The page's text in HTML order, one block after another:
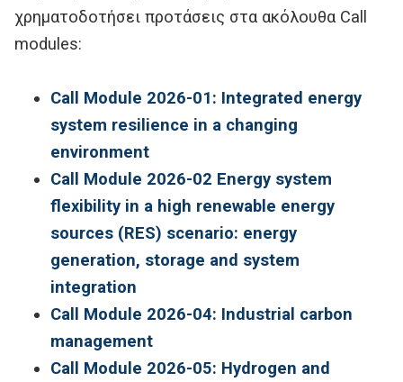
χρηματοδοτήσει προτάσεις στα ακόλουθα Call
modules:
Call Module 2026-01: Integrated energy
system resilience in a changing
environment
Call Module 2026-02 Energy system
flexibility in a high renewable energy
sources (RES) scenario: energy
generation, storage and system
integration
Call Module 2026-04: Industrial carbon
management
Call Module 2026-05: Hydrogen and